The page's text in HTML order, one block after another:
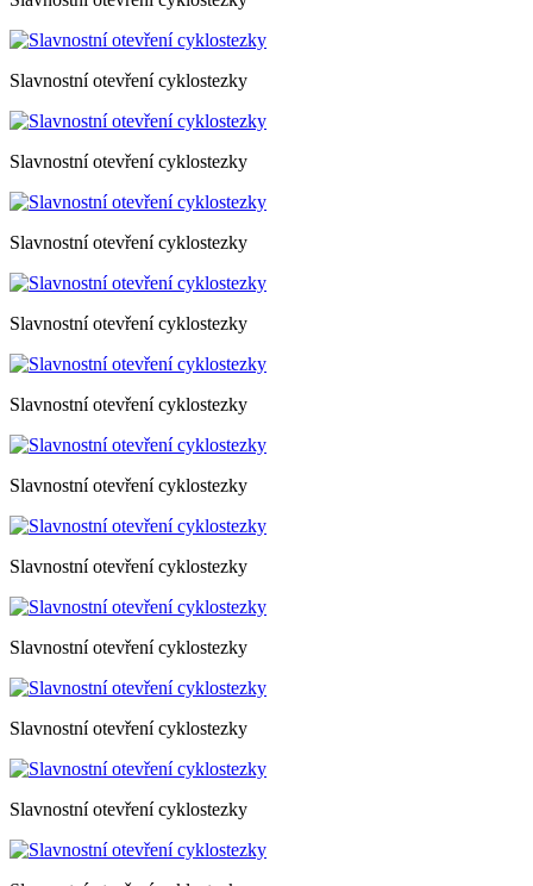
Slavnostní otevření cyklostezky
Slavnostní otevření cyklostezky
Slavnostní otevření cyklostezky
Slavnostní otevření cyklostezky
Slavnostní otevření cyklostezky
Slavnostní otevření cyklostezky
Slavnostní otevření cyklostezky
Slavnostní otevření cyklostezky
Slavnostní otevření cyklostezky
Slavnostní otevření cyklostezky